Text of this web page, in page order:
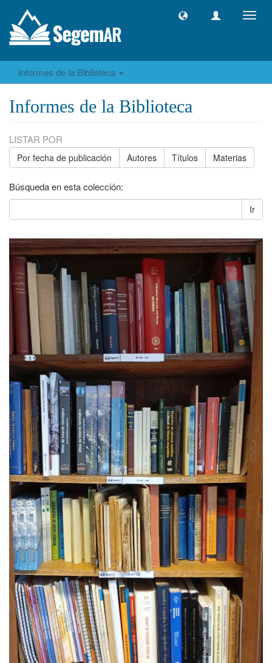
Informes de la Biblioteca
Informes de la Biblioteca
LISTAR POR
Por fecha de publicación Autores Títulos Materias
Búsqueda en esta colección:
Ir